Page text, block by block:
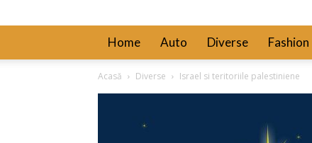
Home Auto Diverse Fashion
Acasă Diverse Israel si teritoriile palestiniene